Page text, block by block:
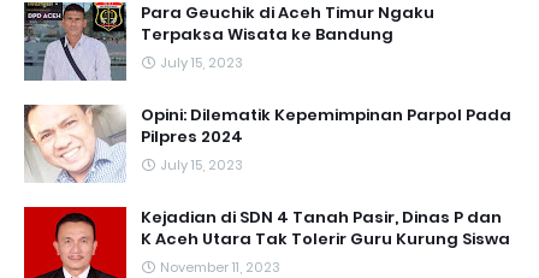
Para Geuchik di Aceh Timur Ngaku
Terpaksa Wisata ke Bandung
July 15, 2023
Opini: Dilematik Kepemimpinan Parpol Pada
Pilpres 2024
July 15, 2023
Kejadian di SDN 4 Tanah Pasir, Dinas P dan
K Aceh Utara Tak Tolerir Guru Kurung Siswa
November 11, 2023